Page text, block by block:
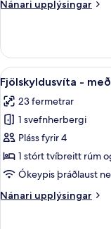
rúmi
baði
Nánari upplýsingar
Nánari
herbergi
með
tvíbreiðu
rúmi
með
baði
Skoða
allar
myndir
fyrir
Fjölskyldusvíta
-
með
5
Fjölskyldusvíta -
23 fermetrar
1 svefnherbergi
Pláss fyrir 4
1 stórt tvíbreitt rúm
Ókeypis þráðlaust
Nánari upplýsingar
Nánari